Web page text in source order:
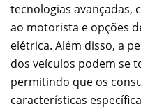
tecnologias avançadas,
ao motorista e opções
elétrica. Além disso, a
dos veículos podem se
permitindo que os
características